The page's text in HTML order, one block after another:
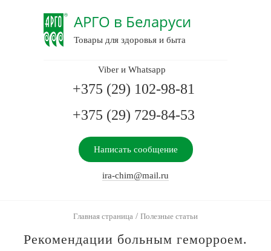
АРГО в Беларуси
Товары для здоровья и быта
Viber и Whatsapp
+375 (29) 102-98-81
+375 (29) 729-84-53
Написать сообщение
ira-chim@mail.ru
Главная страница / Полезные статьи
Рекомендации больным геморроем.